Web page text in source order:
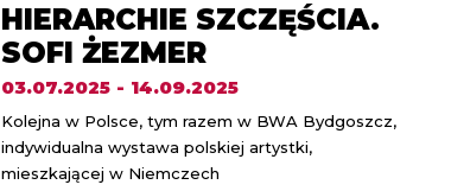
HIERARCHIE SZCZĘŚCIA.
SOFI ŻEZMER
03.07.2025 - 14.09.2025
Kolejna w Polsce, tym razem w BWA Bydgoszcz,
indywidualna wystawa polskiej artystki,
mieszkającej w Niemczech